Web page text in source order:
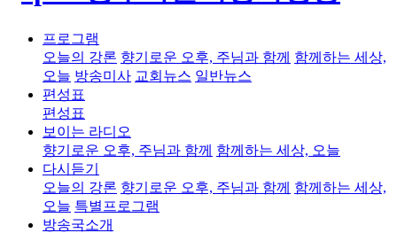
프로그램
오늘의 강론 향기로운 오후, 주님과 함께 함께하는 세상,
오늘 방송미사 교회뉴스 일반뉴스
편성표
편성표
보이는 라디오
향기로운 오후, 주님과 함께 함께하는 세상, 오늘
다시듣기
오늘의 강론 향기로운 오후, 주님과 함께 함께하는 세상,
오늘 특별프로그램
방송국소개